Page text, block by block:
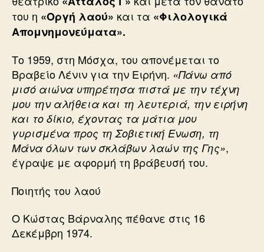
του η «Οργή λαού» και τα «Φιλολογικά
Απομνημονεύματα».
Το 1959, στη Μόσχα, του απονέμεται το
Βραβείο Λένιν για την Ειρήνη. «Πάνω από
μισό αιώνα υπηρέτησα πιστά με την τέχνη
μου την αλήθεια και τη λευτεριά, την ειρήνη
και το δίκιο, έχοντας τα μάτια μου
γυρισμένα προς τη Σοβιετική Ενωση, τη
Μάνα όλων των σκλάβων λαών της Γης»,
έγραψε με αφορμή τη βράβευσή του.
Ποιητής του λαού
Ο Κώστας Βάρναλης πέθανε στις 16
Δεκέμβρη 1974.